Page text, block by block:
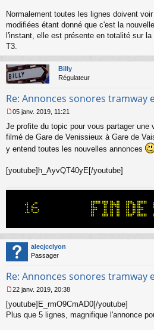
Normalement toutes les lignes doivent
modifiées étant donné que c'est la
l'instant, elle est présente en totalité sur
T3.
Billy
Régulateur
Re: Annonces sonores tramway
e
s
a
e
o
05 janv. 2019, 11:21
Je profite du topic pour vous partager une
filmé de Gare de Venissieux à Gare de
y entend toutes les nouvelles annonces
[youtube]h_AyvQT40yE[/youtube]
alecjcclyon
Passager
Re: Annonces sonores tramway
e
s
22 janv. 2019, 20:38
[youtube]E_rmO9CmAD0[/youtube]
Plus que 5 lignes, magnifique l'annonce